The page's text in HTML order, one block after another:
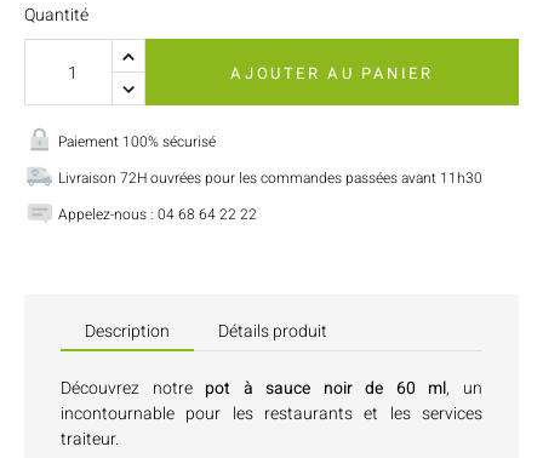
Quantité
AJOUTER AU PANIER
Paiement 100% sécurisé
Livraison 72H ouvrées pour les commandes passées avant 11h30
Appelez-nous : 04 68 64 22 22
Description Détails produit
Découvrez notre pot à sauce noir de 60 ml, un
incontournable pour les restaurants et les services
traiteur.